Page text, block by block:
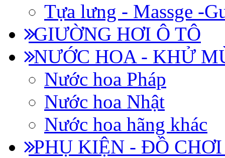
Tựa lưng - Massge -
GIƯỜNG HƠI Ô TÔ
NƯỚC HOA - KHỬ
Nước hoa Pháp
Nước hoa Nhật
Nước hoa hãng khác
PHỤ KIỆN - ĐỒ